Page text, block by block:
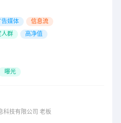
告媒体 信息流
人群 高净值
曝光
科技有限公司 老板